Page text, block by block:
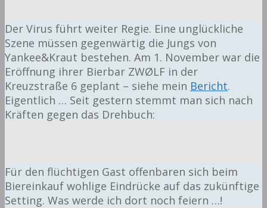
Der Virus führt weiter Regie. Eine unglückliche
Szene müssen gegenwärtig die Jungs von
Yankee&Kraut bestehen. Am 1. November war die
Eröffnung ihrer Bierbar ZWØLF in der
Kreuzstraße 6 geplant – siehe mein Bericht.
Eigentlich … Seit gestern stemmt man sich nach
Kräften gegen das Drehbuch:
Für den flüchtigen Gast offenbaren sich beim
Biereinkauf wohlige Eindrücke auf das zukünftige
Setting. Was werde ich dort noch feiern …!